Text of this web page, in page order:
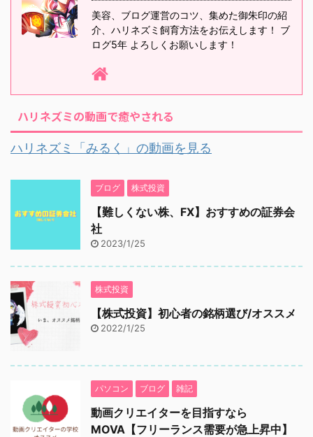
美容、ブログ運営のコツ、集めた御朱印の紹
介、ハリネズミ飼育方法をお伝えします！ ブ
ログ5年 よろしくお願いします！
ハリネズミの動画で癒やされる
ハリネズミ「みるく」の動画を見る
ブログ 株式投資
【難しくない株、FX】おすすめの証券会
社
2023/1/25
株式投資
【株式投資】初心者の銘柄選び/オススメ
2022/1/25
パソコン ブログ 雑記
動画クリエイターを目指すなら
MOVA【フリーランス需要が急上昇中】